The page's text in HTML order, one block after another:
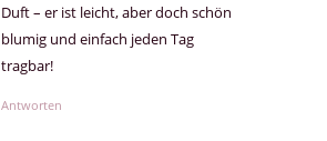
Duft – er ist leicht, aber doch schön
blumig und einfach jeden Tag
tragbar!
Antworten